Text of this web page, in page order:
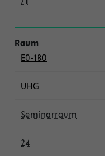
E0-180
UHG
Seminarraum
24